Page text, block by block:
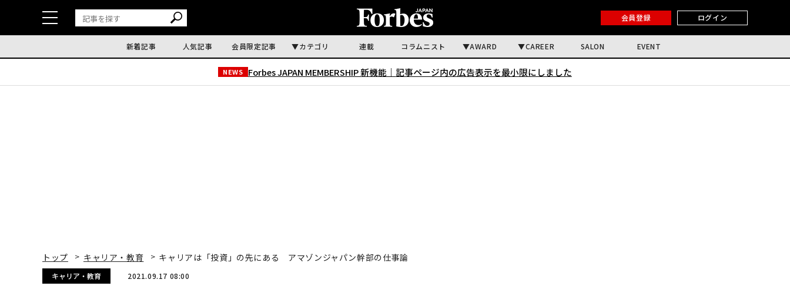
会員登録 ログイン
新着記事 人気記事 会員限定記事 カテゴリ 連載 コラムニスト AWARD CAREER SALON EVENT
NEWS Forbes JAPAN MEMBERSHIP 新機能｜ 記事ページ内の広告表示を最小限にしました
トップ キャリア・教育 キャリアは「投資」の先にある アマゾンジャパン幹部の仕事論
キャリア・教育 2021.09.17 08:00